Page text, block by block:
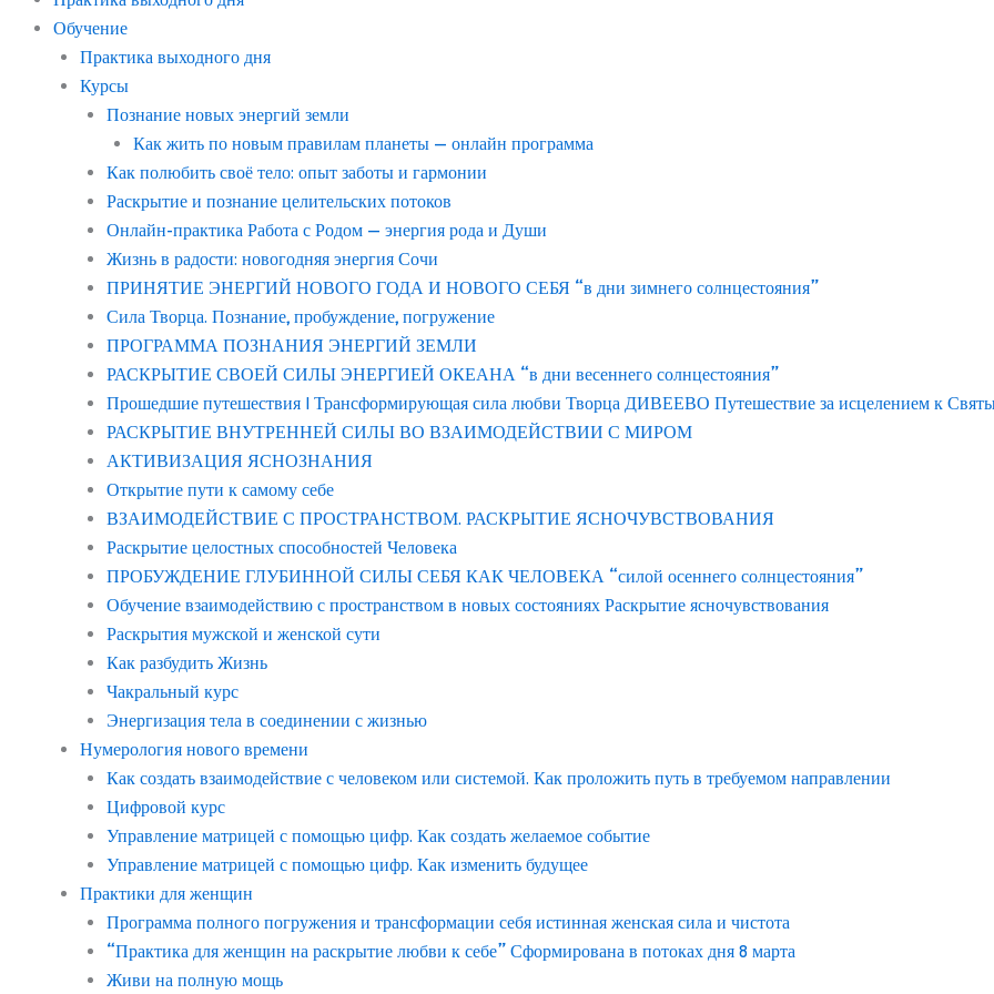
Обучение
Практика выходного дня
Курсы
Познание новых энергий земли
Как жить по новым правилам планеты — онлайн программа
Как полюбить своё тело: опыт заботы и гармонии
Раскрытие и познание целительских потоков
Онлайн-практика Работа с Родом — энергия рода и Души
Жизнь в радости: новогодняя энергия Сочи
ПРИНЯТИЕ ЭНЕРГИЙ НОВОГО ГОДА И НОВОГО СЕБЯ “в дни зимнего солнцестояния”
Сила Творца. Познание, пробуждение, погружение
ПРОГРАММА ПОЗНАНИЯ ЭНЕРГИЙ ЗЕМЛИ
РАСКРЫТИЕ СВОЕЙ СИЛЫ ЭНЕРГИЕЙ ОКЕАНА “в дни весеннего солнцестояния”
Прошедшие путешествия | Трансформирующая сила любви Творца ДИВЕЕВО Путешествие за исцелением к
РАСКРЫТИЕ ВНУТРЕННЕЙ СИЛЫ ВО ВЗАИМОДЕЙСТВИИ С МИРОМ
АКТИВИЗАЦИЯ ЯСНОЗНАНИЯ
Открытие пути к самому себе
ВЗАИМОДЕЙСТВИЕ С ПРОСТРАНСТВОМ. РАСКРЫТИЕ ЯСНОЧУВСТВОВАНИЯ
Раскрытие целостных способностей Человека
ПРОБУЖДЕНИЕ ГЛУБИННОЙ СИЛЫ СЕБЯ КАК ЧЕЛОВЕКА “силой осеннего солнцестояния”
Обучение взаимодействию с пространством в новых состояниях Раскрытие ясночувствования
Раскрытия мужской и женской сути
Как разбудить Жизнь
Чакральный курс
Энергизация тела в соединении с жизнью
Нумерология нового времени
Как создать взаимодействие с человеком или системой. Как проложить путь в требуемом направлении
Цифровой курс
Управление матрицей с помощью цифр. Как создать желаемое событие
Управление матрицей с помощью цифр. Как изменить будущее
Практики для женщин
Программа полного погружения и трансформации себя истинная женская сила и чистота
“Практика для женщин на раскрытие любви к себе” Сформирована в потоках дня 8 марта
Живи на полную мощь